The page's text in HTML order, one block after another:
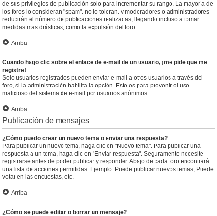
de sus privilegios de publicación solo para incrementar su rango. La mayoría de
los foros lo consideran "spam", no lo toleran, y moderadores o administradores
reducirán el número de publicaciones realizadas, llegando incluso a tomar
medidas mas drásticas, como la expulsión del foro.
Arriba
Cuando hago clic sobre el enlace de e-mail de un usuario, ¡me pide que me
registre!
Solo usuarios registrados pueden enviar e-mail a otros usuarios a través del
foro, si la administración habilita la opción. Esto es para prevenir el uso
malicioso del sistema de e-mail por usuarios anónimos.
Arriba
Publicación de mensajes
¿Cómo puedo crear un nuevo tema o enviar una respuesta?
Para publicar un nuevo tema, haga clic en "Nuevo tema". Para publicar una
respuesta a un tema, haga clic en "Enviar respuesta". Seguramente necesite
registrarse antes de poder publicar y responder. Abajo de cada foro encontrará
una lista de acciones permitidas. Ejemplo: Puede publicar nuevos temas, Puede
votar en las encuestas, etc.
Arriba
¿Cómo se puede editar o borrar un mensaje?